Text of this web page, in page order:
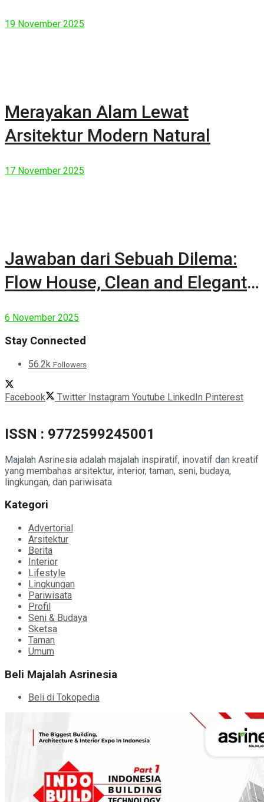
19 November 2025
Merayakan Alam Lewat
Arsitektur Modern Natural
17 November 2025
Jawaban dari Sebuah Dilema:
Flow House, Clean and Elegant
6 November 2025
Stay Connected
56.2k Followers
Facebook Twitter Instagram Youtube LinkedIn Pinterest
ISSN : 9772599245001
Majalah Asrinesia adalah majalah inspiratif, inovatif dan kreatif
yang membahas arsitektur, interior, taman, seni, budaya,
lingkungan, dan pariwisata
Kategori
Advertorial
Arsitektur
Berita
Interior
Lifestyle
Lingkungan
Pariwisata
Profil
Seni & Budaya
Sketsa
Taman
Umum
Beli Majalah Asrinesia
Beli di Tokopedia